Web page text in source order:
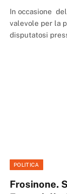
In occasione
valevole per la
disputatosi
POLITICA
Frosinone.